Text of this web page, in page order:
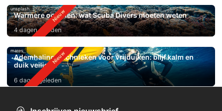
unsplash
Warmere oceanen: wat Scuba Divers moeten weten
4 dagen geleden
mares
Ademhalingstechnieken voor vrijduiken: blijf kalm en
duik veiliger
6 dagen geleden